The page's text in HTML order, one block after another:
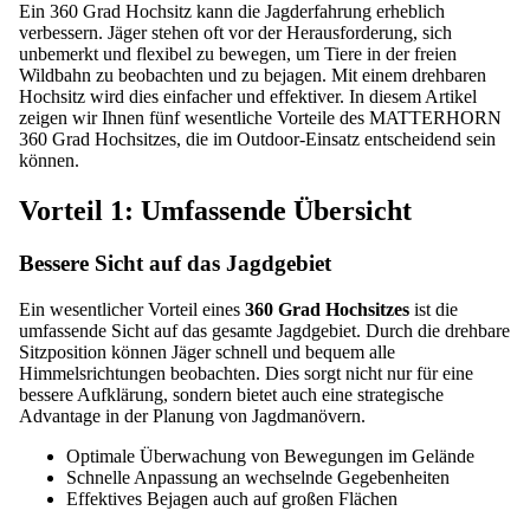
Ein 360 Grad Hochsitz kann die Jagderfahrung erheblich
verbessern. Jäger stehen oft vor der Herausforderung, sich
unbemerkt und flexibel zu bewegen, um Tiere in der freien
Wildbahn zu beobachten und zu bejagen. Mit einem drehbaren
Hochsitz wird dies einfacher und effektiver. In diesem Artikel
zeigen wir Ihnen fünf wesentliche Vorteile des MATTERHORN
360 Grad Hochsitzes, die im Outdoor-Einsatz entscheidend sein
können.
Vorteil 1: Umfassende Übersicht
Bessere Sicht auf das Jagdgebiet
Ein wesentlicher Vorteil eines 360 Grad Hochsitzes ist die
umfassende Sicht auf das gesamte Jagdgebiet. Durch die drehbare
Sitzposition können Jäger schnell und bequem alle
Himmelsrichtungen beobachten. Dies sorgt nicht nur für eine
bessere Aufklärung, sondern bietet auch eine strategische
Advantage in der Planung von Jagdmanövern.
Optimale Überwachung von Bewegungen im Gelände
Schnelle Anpassung an wechselnde Gegebenheiten
Effektives Bejagen auch auf großen Flächen